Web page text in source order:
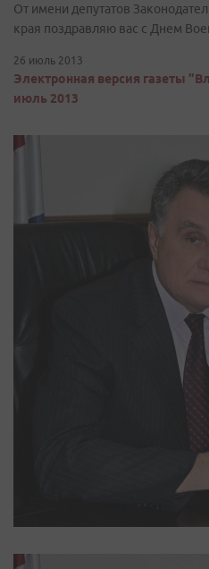
От имени депутатов
края поздравляю вас с Днем
26 июль 2013
Электронная версия газеты
июль 2013